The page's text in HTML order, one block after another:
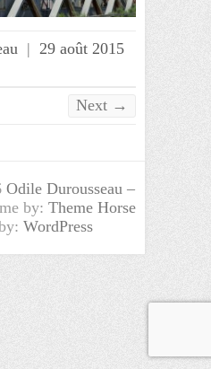
| 29 août 2015
Next →
Odile Durousseau –
by: Theme Horse
WordPress